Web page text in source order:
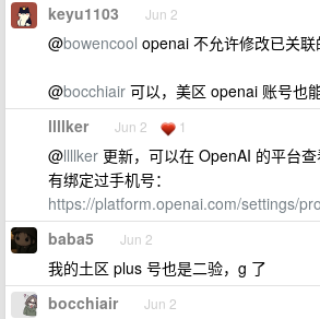
keyu1103 Jun 2
@bowencool openai 不允许修改已关联
@bocchiair 可以，美区 openai 账号也
llllker Jun 2 1
@llllker 更新，可以在 OpenAI 的平台
有绑定过手机号：
https://platform.openai.com/settings/
baba5 Jun 2
我的土区 plus 号也是二验，g 了
bocchiair Jun 2